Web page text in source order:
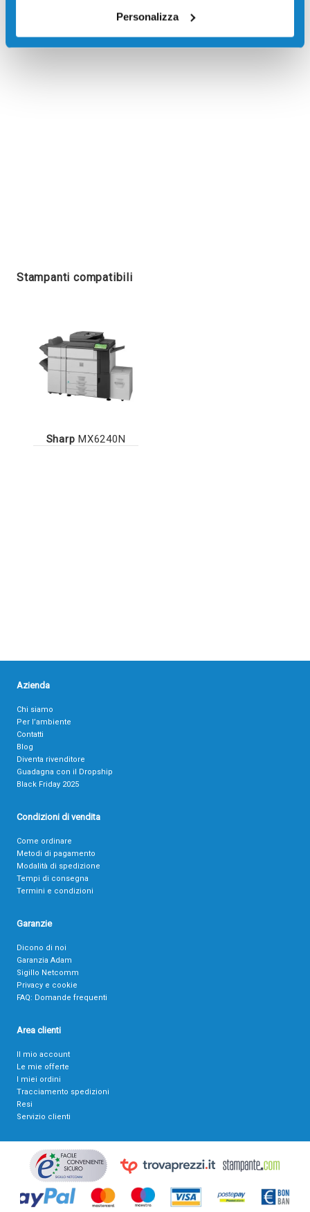
Personalizza
Stampanti compatibili
Sharp MX6240N
Azienda
Chi siamo
Per l’ambiente
Contatti
Blog
Diventa rivenditore
Guadagna con il Dropship
Black Friday 2025
Condizioni di vendita
Come ordinare
Metodi di pagamento
Modalità di spedizione
Tempi di consegna
Termini e condizioni
Garanzie
Dicono di noi
Garanzia Adam
Sigillo Netcomm
Privacy e cookie
FAQ: Domande frequenti
Area clienti
Il mio account
Le mie offerte
I miei ordini
Tracciamento spedizioni
Resi
Servizio clienti